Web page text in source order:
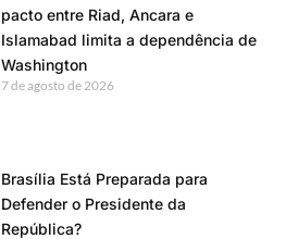
pacto entre Riad, Ancara e
Islamabad limita a dependência de
Washington
7 de agosto de 2026
Brasília Está Preparada para
Defender o Presidente da
República?